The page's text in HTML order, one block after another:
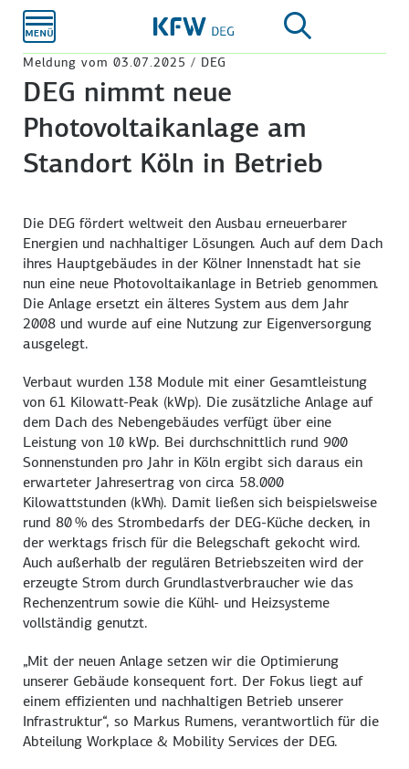
Hauptinhalt
Meldung vom 03.07.2025 / DEG
DEG nimmt neue
Photovoltaikanlage am
Standort Köln in Betrieb
Die DEG fördert weltweit den Ausbau erneuerbarer
Energien und nachhaltiger Lösungen. Auch auf dem Dach
ihres Hauptgebäudes in der Kölner Innenstadt hat sie
nun eine neue Photovoltaikanlage in Betrieb genommen.
Die Anlage ersetzt ein älteres System aus dem Jahr
2008 und wurde auf eine Nutzung zur Eigenversorgung
ausgelegt.
Verbaut wurden 138 Module mit einer Gesamtleistung
von 61 Kilowatt-Peak (kWp). Die zusätzliche Anlage auf
dem Dach des Nebengebäudes verfügt über eine
Leistung von 10 kWp. Bei durchschnittlich rund 900
Sonnenstunden pro Jahr in Köln ergibt sich daraus ein
erwarteter Jahresertrag von circa 58.000
Kilowattstunden (kWh). Damit ließen sich beispielsweise
rund 80 % des Strombedarfs der DEG-Küche decken, in
der werktags frisch für die Belegschaft gekocht wird.
Auch außerhalb der regulären Betriebszeiten wird der
erzeugte Strom durch Grundlastverbraucher wie das
Rechenzentrum sowie die Kühl- und Heizsysteme
vollständig genutzt.
„Mit der neuen Anlage setzen wir die Optimierung
unserer Gebäude konsequent fort. Der Fokus liegt auf
einem effizienten und nachhaltigen Betrieb unserer
Infrastruktur“, so Markus Rumens, verantwortlich für die
Abteilung Workplace & Mobility Services der DEG.